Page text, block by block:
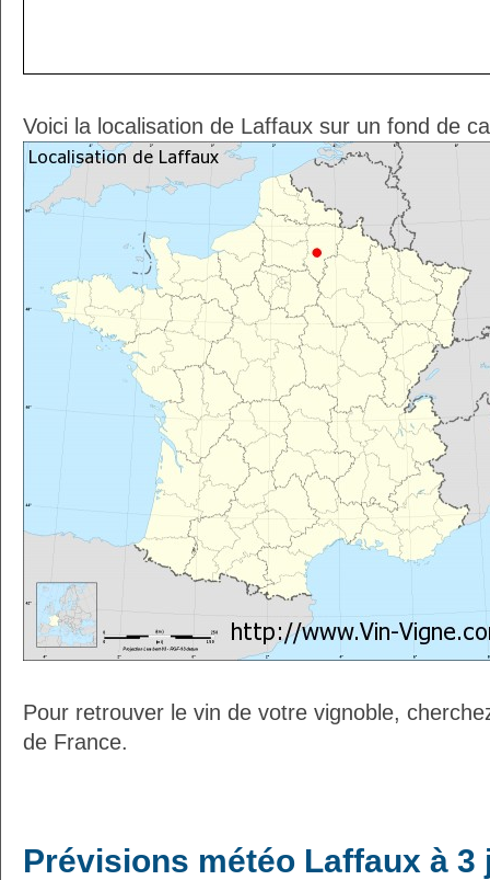
Voici la localisation de Laffaux sur un fond de
Pour retrouver le vin de votre vignoble,
de France.
Prévisions météo Laffaux à 3